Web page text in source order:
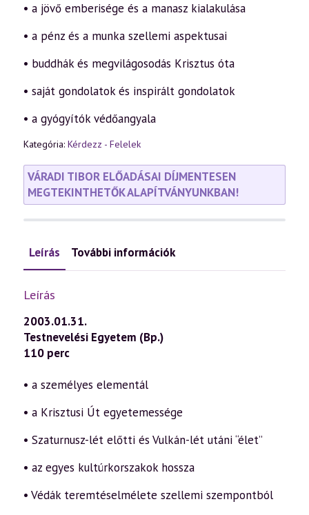
• a jövő emberisége és a manasz kialakulása
• a pénz és a munka szellemi aspektusai
• buddhák és megvilágosodás Krisztus óta
• saját gondolatok és inspirált gondolatok
• a gyógyítók védőangyala
Kategória: Kérdezz - Felelek
VÁRADI TIBOR ELŐADÁSAI DÍJMENTESEN
MEGTEKINTHETŐK ALAPÍTVÁNYUNKBAN!
Leírás További információk
Leírás
2003.01.31.
Testnevelési Egyetem (Bp.)
110 perc
• a személyes elementál
• a Krisztusi Út egyetemessége
• Szaturnusz-lét előtti és Vulkán-lét utáni “élet”
• az egyes kultúrkorszakok hossza
• Védák teremtéselmélete szellemi szempontból